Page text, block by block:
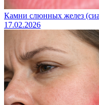
Камни слюнных желез
17.02.2026